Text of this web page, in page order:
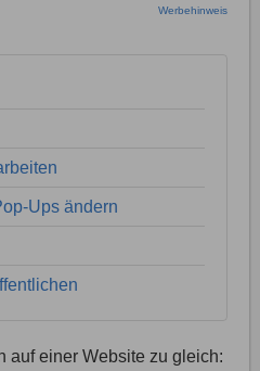
Werbehinweis
Ups ändern
auf einer Website zu gleich: